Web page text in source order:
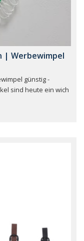
| Werbewimpel
günstig -
sind heute ein wich